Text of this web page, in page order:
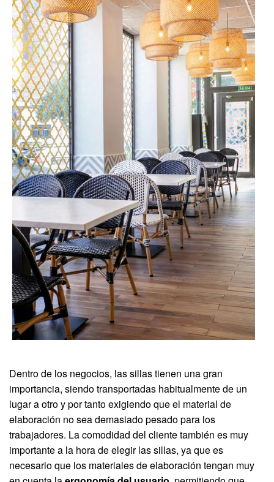
Dentro de los negocios, las sillas tienen una gran
importancia, siendo transportadas habitualmente de un
lugar a otro y por tanto exigiendo que el material de
elaboración no sea demasiado pesado para los
trabajadores. La comodidad del cliente también es muy
importante a la hora de elegir las sillas, ya que es
necesario que los materiales de elaboración tengan muy